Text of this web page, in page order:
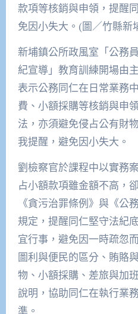
款項等核銷與申領，提醒
免因小失大。(圖／竹縣新
新埔鎮公所政風室「公務
紀宣導」教育訓練開場由
表示公務同仁在日常業務
費、小額採購等核銷與申
法，亦須避免侵占公有財
我提醒，避免因小失大。
劉檢察官於課程中以實務
占小額款項雖金額不高，
《貪污治罪條例》與《公
規定，提醒同仁堅守法紀
宜行事，避免因一時疏忽
圖利與便民的區分、賄賂
物、小額採購、差旅與加
說明，協助同仁在執行業
準。